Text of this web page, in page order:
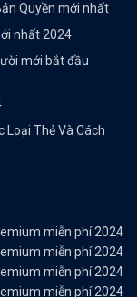
Quyền mới nhất
nhất 2024
mới bắt đầu
Loại Thẻ Và Cách
miễn phí 2024
miễn phí 2024
miễn phí 2024
miễn phí 2024